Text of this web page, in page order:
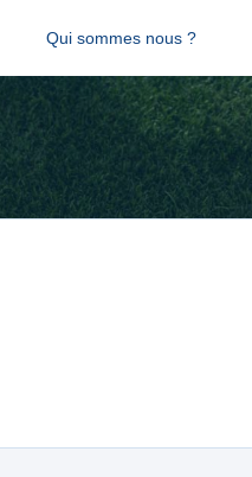
Qui sommes nous ?